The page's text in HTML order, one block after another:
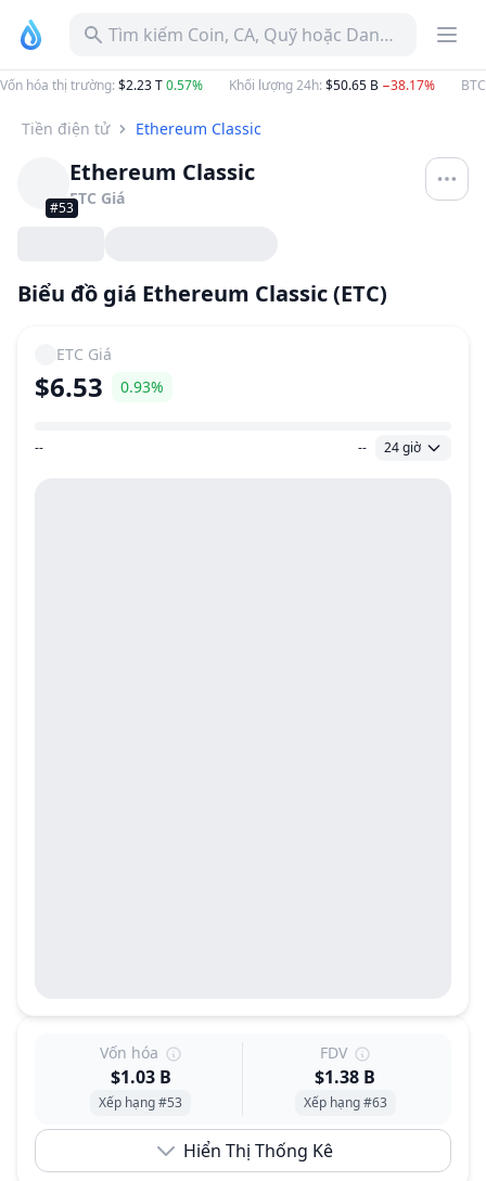
Tìm kiếm Coin, CA, Quỹ hoặc Danh mục
Vốn hóa thị trường: $2.23 T0.57% Khối lượng 24h: $50.65 B −38.17% BTC
Tiền điện tử Ethereum Classic
#53
Ethereum Classic
ETC Giá
Biểu đồ giá Ethereum Classic (ETC)
ETC Giá
$6.53 0.93%
Khoảng giá
-- -- 24 giờ
Vốn hóa
$1.03 B
Xếp hạng #53
FDV
$1.38 B
Xếp hạng #63
Hiển Thị Thống Kê